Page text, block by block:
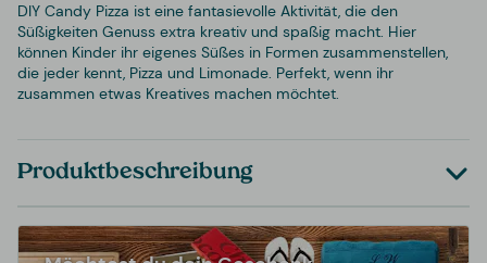
DIY Candy Pizza ist eine fantasievolle Aktivität, die den
Süßigkeiten Genuss extra kreativ und spaßig macht. Hier
können Kinder ihr eigenes Süßes in Formen zusammenstellen,
die jeder kennt, Pizza und Limonade. Perfekt, wenn ihr
zusammen etwas Kreatives machen möchtet.
Produktbeschreibung